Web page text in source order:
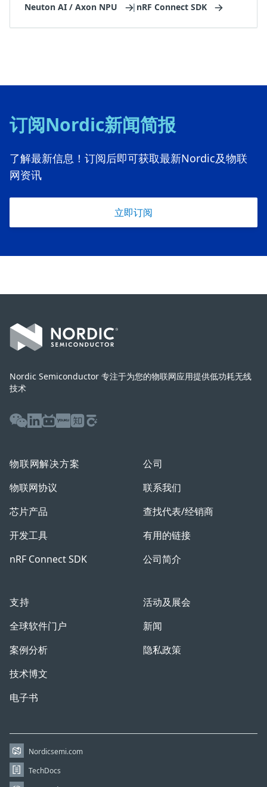
Neuton AI / Axon NPU
| nRF Connect SDK
订阅Nordic新闻简报
了解最新信息！订阅后即可获取最新Nordic及物联
网资讯
立即订阅
Nordic Semiconductor 专注于为您的物联网应用提供低功耗无线
技术
WeChatLinkedIn
BilibiliYoukuZhihuBaijiahao
物联网解决方案
物联网协议
芯片产品
开发工具
nRF Connect SDK
支持
全球软件门户
案例分析
技术博文
电子书
公司
联系我们
查找代表/经销商
有用的链接
公司简介
活动及展会
新闻
隐私政策
Nordicsemi.com
TechDocs